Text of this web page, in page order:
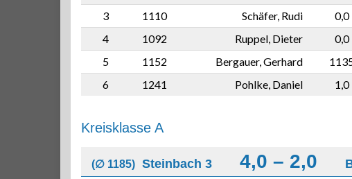
3
1110 Schäfer, Rudi 0,0
4
1092 Ruppel, Dieter 0,0
5
1152 Bergauer, Gerhard
6
1241 Pohlke, Daniel 1,0
Kreisklasse A
(∅ 1185) Steinbach 3 4,0 – 2,0